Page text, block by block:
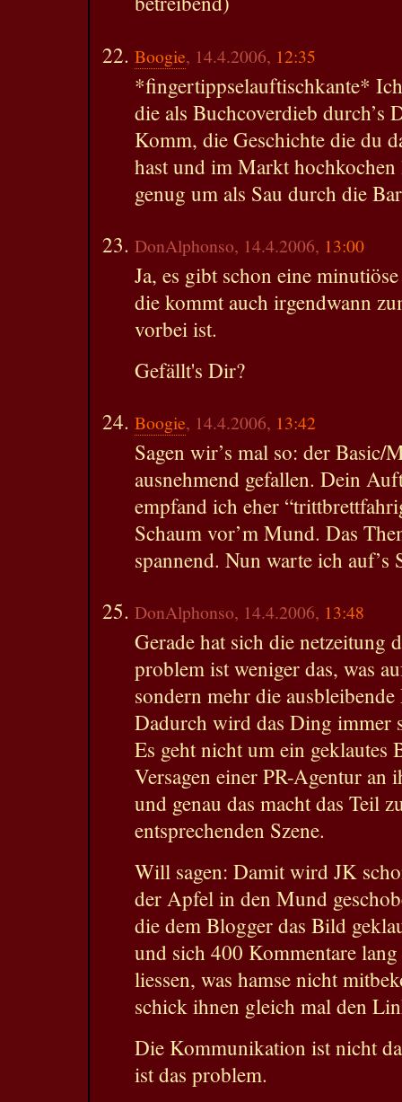
Boogie, 14.4.2006, 12:35
*fingertippselauftischkante*
die als Buchcoverdieb durch’s
Komm, die Geschichte die du
hast und im Markt
genug um als Sau durch die
DonAlphonso, 14.4.2006, 13:00
Ja, es gibt schon eine
die kommt auch irgendwann
vorbei ist.
Gefällt's Dir?
Boogie, 14.4.2006, 13:42
Sagen wir’s mal so: der
ausnehmend gefallen. Dein
empfand ich eher
Schaum vor’m Mund. Das
spannend. Nun warte ich auf’s
DonAlphonso, 14.4.2006, 13:48
Gerade hat sich die netzeitung
problem ist weniger das, was
sondern mehr die
Dadurch wird das Ding immer
Es geht nicht um ein geklautes
Versagen einer PR-Agentur an
und genau das macht das Teil
entsprechenden Szene.
Will sagen: Damit wird JK
der Apfel in den Mund
die dem Blogger das Bild
und sich 400 Kommentare
liessen, was hamse nicht
schick ihnen gleich mal den
Die Kommunikation ist nicht
ist das problem.